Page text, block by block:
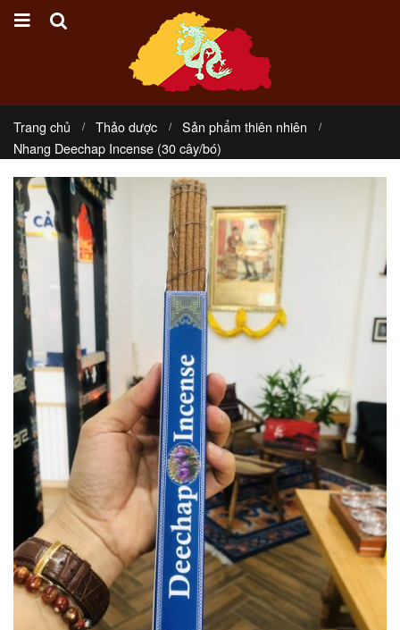
Trang chủ Thảo dược
Sản phẩm thiên nhiên
Nhang Deechap Incense (30 cây/bó)